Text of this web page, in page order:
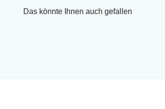
Das könnte Ihnen auch gefallen